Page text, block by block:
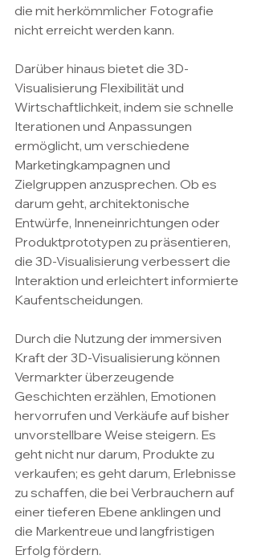
die mit herkömmlicher Fotografie
nicht erreicht werden kann.
Darüber hinaus bietet die 3D-
Visualisierung Flexibilität und
Wirtschaftlichkeit, indem sie schnelle
Iterationen und Anpassungen
ermöglicht, um verschiedene
Marketingkampagnen und
Zielgruppen anzusprechen. Ob es
darum geht, architektonische
Entwürfe, Inneneinrichtungen oder
Produktprototypen zu präsentieren,
die 3D-Visualisierung verbessert die
Interaktion und erleichtert informierte
Kaufentscheidungen.
Durch die Nutzung der immersiven
Kraft der 3D-Visualisierung können
Vermarkter überzeugende
Geschichten erzählen, Emotionen
hervorrufen und Verkäufe auf bisher
unvorstellbare Weise steigern. Es
geht nicht nur darum, Produkte zu
verkaufen; es geht darum, Erlebnisse
zu schaffen, die bei Verbrauchern auf
einer tieferen Ebene anklingen und
die Markentreue und langfristigen
Erfolg fördern.